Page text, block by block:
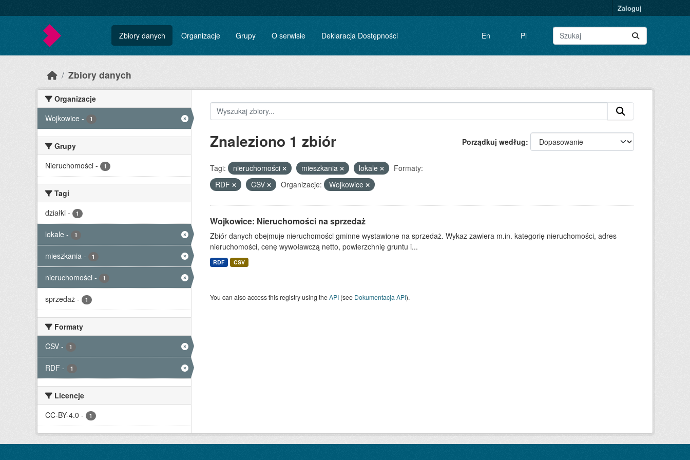
Zaloguj
Zbiory danych Organizacje Grupy O serwisie Deklaracja Dostępności En Pl
Zbiory danych
Organizacje
Wojkowice - 1
Grupy
Nieruchomości - 1
Tagi
działki - 1
lokale - 1
mieszkania - 1
nieruchomości - 1
sprzedaż - 1
Formaty
CSV - 1
RDF - 1
Licencje
CC-BY-4.0 - 1
Porządkuj według
Znaleziono 1 zbiór
Tagi: nieruchomości mieszkania lokale
Formaty:
RDF
CSV Organizacje: Wojkowice
Wojkowice: Nieruchomości na sprzedaż
Zbiór danych obejmuje nieruchomości gminne wystawione na sprzedaż. Wykaz zawiera m.in. kategorię nieruchomości, adres
nieruchomości, cenę wywoławczą netto, powierzchnię gruntu i...
RDF CSV
You can also access this registry using theAPI(see Dokumentacja API).